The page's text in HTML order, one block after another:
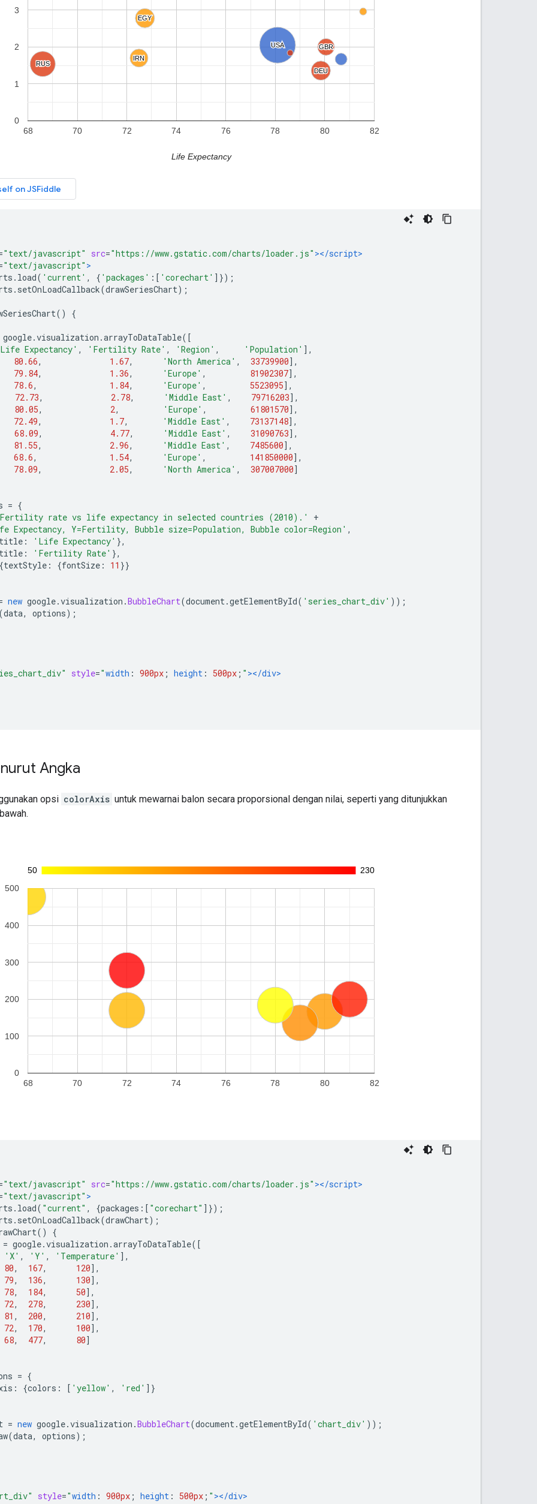
"text/javascript" src="https://www.gstatic.com/charts/loader.js" ></script>
"text/javascript" >
. load( 'current' , { 'packages' :[ 'corechart' ]});
. setOnLoadCallback(drawSeriesChart);
() {
google.visualization .arrayToDataTable([
Expectancy' , 'Fertility Rate' , 'Region' , 'Population' ],
80.66, 1.67, 'North America' , 33739900],
79.84, 1.36, 'Europe' , 81902307],
78.6, 1.84, 'Europe' , 5523095],
72.73, 2.78, 'Middle East' , 79716203],
80.05, 2, 'Europe' , 61801570],
72.49, 1.7, 'Middle East' , 73137148],
68.09, 4.77, 'Middle East' , 31090763],
81.55, 2.96, 'Middle East' , 7485600],
68.6, 1.54, 'Europe' , 141850000],
78.09, 2.05, 'North America' , 307007000]
= {
rate vs life expectancy in selected countries (2010).'
+
Expectancy, Y=Fertility, Bubble size=Population, Bubble color=Region' ,
title : 'Life Expectancy' },
title : 'Fertility Rate' },
{textStyle : {fontSize : 11 }}
new google.visualization .BubbleChart(document.getElementById( 'series_chart_div' ));
(data, options);
style="width : 900px ; height : 500px ; " ></div>
Angka
opsi colorAxis untuk mewarnai balon secara proporsional dengan nilai, seperti yang ditunjukkan
"text/javascript" src="https://www.gstatic.com/charts/loader.js" ></script>
"text/javascript" >
. load( "current" , {packages :[ "corechart" ]});
. setOnLoadCallback(drawChart);
()
{
= google.visualization .arrayToDataTable([
'X' , 'Y' , 'Temperature' ],
80, 167, 120],
79, 136, 130],
78, 184, 50],
72, 278, 230],
81 , 200, 210],
72, 170, 100],
68, 477, 80]
= {
: {colors : [ 'yellow' , 'red' ]}
= new google.visualization .BubbleChart(document.getElementById( 'chart_div' ));
(data, options);
style="width : 900px ; height : 500px ; " ></div>